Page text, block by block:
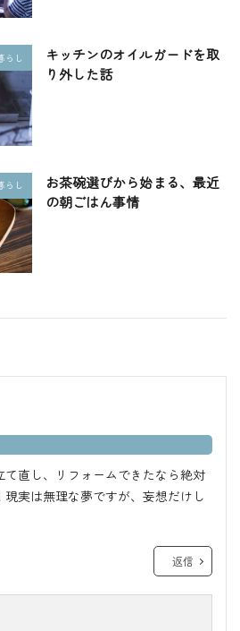
らし
キッチンのオイルガードを取
り外した話
らし
お茶碗選びから始まる、最近
の朝ごはん事情
直し、リフォームできたなら絶対
実は無理な夢ですが、妄想だけし
返信